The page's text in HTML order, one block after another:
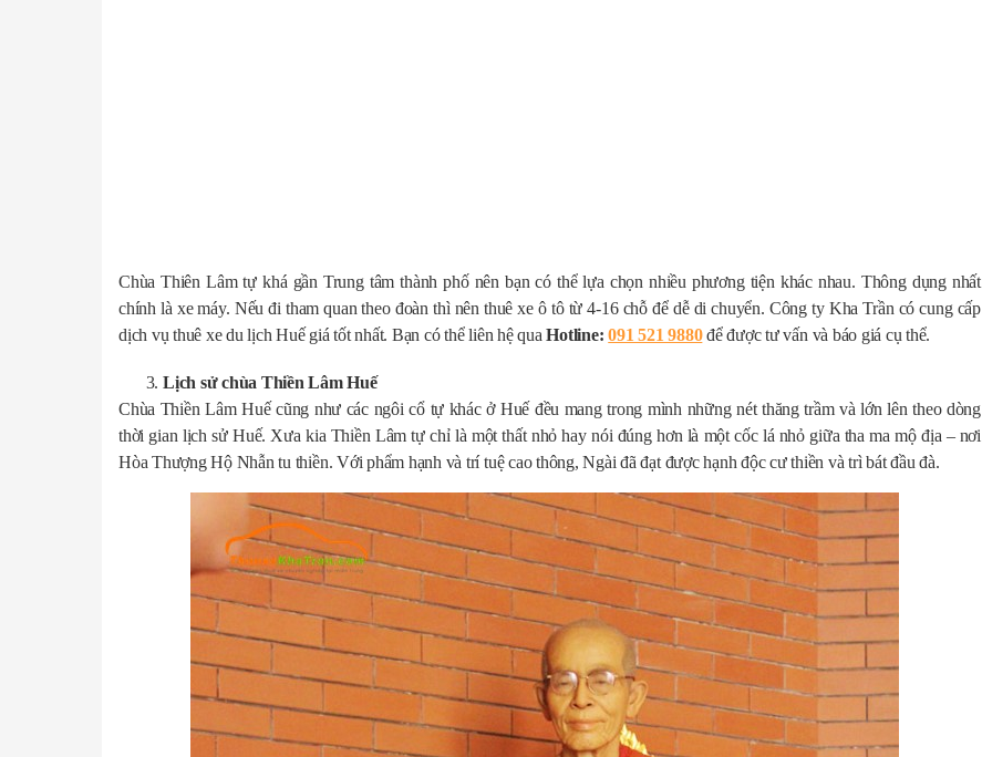
Chùa Thiên Lâm tự khá gần Trung tâm thành phố nên bạn có thể lựa chọn nhiều phương tiện khác nhau. Thông dụng nhất
chính là xe máy. Nếu đi tham quan theo đoàn thì nên thuê xe ô tô từ 4-16 chỗ để dễ di chuyển. Công ty Kha Trần có cung cấp
dịch vụ thuê xe du lịch Huế giá tốt nhất. Bạn có thể liên hệ quaHotline:091 521 9880để được tư vấn và báo giá cụ thể.
Lịch sửchùa Thiền Lâm Huế
Chùa Thiền Lâm Huế cũng như các ngôi cổ tự khác ở Huế đều mang trong mình những nét thăng trầm và lớn lên theo dòng
thời gian lịch sử Huế. Xưa kia Thiền Lâm tự chỉ là một thất nhỏ hay nói đúng hơn là một cốc lá nhỏ giữa tha ma mộ địa – nơi
Hòa Thượng Hộ Nhẫn tu thiền. Với phẩm hạnh và trí tuệ cao thông, Ngài đã đạt được hạnh độc cư thiền và trì bát đầu đà.